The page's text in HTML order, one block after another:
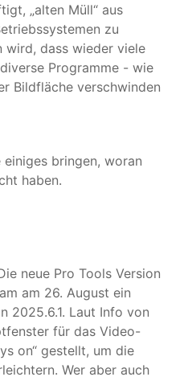
„alten Müll“ aus
zu
wird, dass wieder viele
Programme - wie
Bildfläche verschwinden
bringen, woran
haben.
neue Pro Tools Version
am 26. August ein
2025.6.1. Laut Info von
für das Video-
on“ gestellt, um die
Wer aber auch